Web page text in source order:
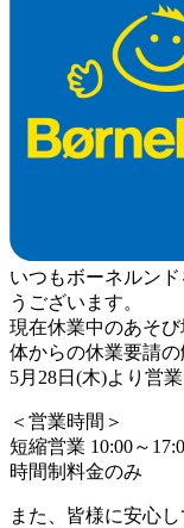
いつもボーネルン
うございます。
現在休業中のあそ
体からの休業要請の
5月28日(木)より営
＜営業時間＞
短縮営業 10:00～
時間制料金のみ
また、皆様に安心